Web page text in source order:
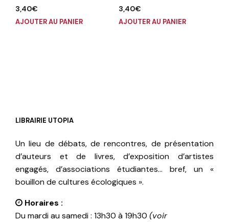
3,40€
AJOUTER AU PANIER
3,40€
AJOUTER AU PANIER
LIBRAIRIE UTOPIA
Un lieu de débats, de rencontres, de présentation
d’auteurs et de livres, d’exposition d’artistes
engagés, d’associations étudiantes… bref, un «
bouillon de cultures écologiques ».
Horaires :
Du mardi au samedi : 13h30 à 19h30 (voir